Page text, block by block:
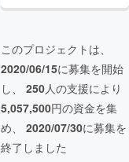
このプロジェクトは、
2020/06/15に募集を開始
し、 250人の支援により
5,057,500円の資金を集
め、 2020/07/30に募集を
終了しました